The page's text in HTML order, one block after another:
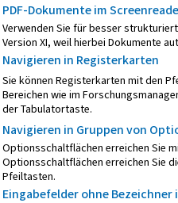
PDF-Dokumente im
Verwenden Sie für besser
Version XI, weil hierbei Dokumente
Navigieren in Registerkarten
Sie können Registerkarten mit den
Bereichen wie im
der Tabulatortaste.
Navigieren in Gruppen von
Optionsschaltflächen erreichen Sie
Optionsschaltflächen erreichen Sie
Pfeiltasten.
Eingabefelder ohne